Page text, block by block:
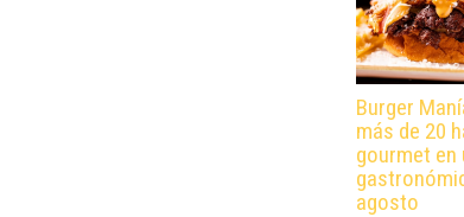
Burger
más de 20
gourmet en
agosto